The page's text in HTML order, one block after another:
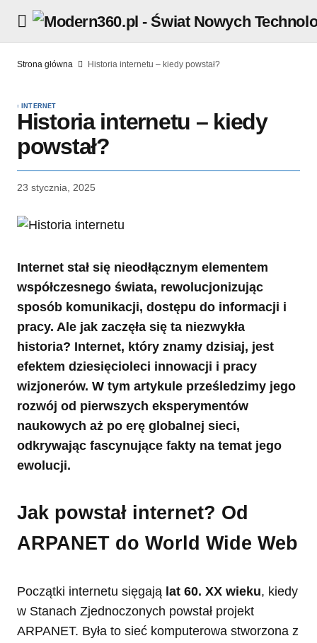
Strona główna Historia internetu – kiedy powstał?
INTERNET
Historia internetu – kiedy
powstał?
23 stycznia, 2025
Internet stał się nieodłącznym elementem
współczesnego świata, rewolucjonizując
sposób komunikacji, dostępu do informacji i
pracy. Ale jak zaczęła się ta niezwykła
historia? Internet, który znamy dzisiaj, jest
efektem dziesięcioleci innowacji i pracy
wizjonerów. W tym artykule prześledzimy jego
rozwój od pierwszych eksperymentów
naukowych aż po erę globalnej sieci,
odkrywając fascynujące fakty na temat jego
ewolucji.
Jak powstał internet? Od
ARPANET do World Wide Web
Początki internetu sięgają lat 60. XX wieku, kiedy
w Stanach Zjednoczonych powstał projekt
ARPANET. Była to sieć komputerowa stworzona z